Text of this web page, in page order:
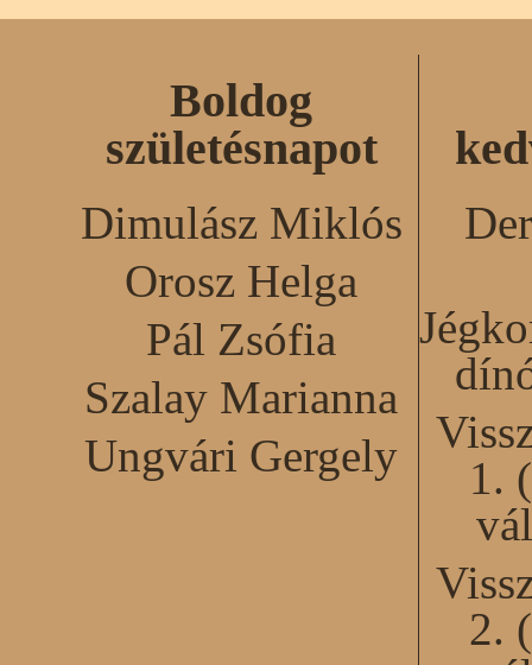
Boldog
születésnapot
Dimulász Miklós
Orosz Helga
Pál Zsófia
Szalay Marianna
Ungvári Gergely
1.
2.